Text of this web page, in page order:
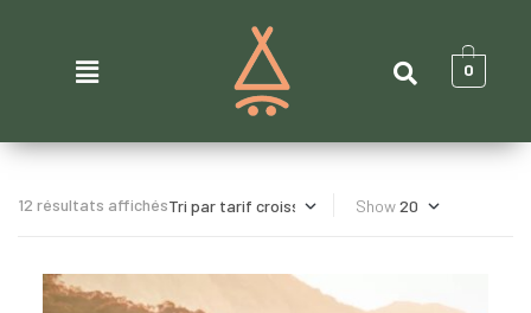
0
12 résultats affichés Show